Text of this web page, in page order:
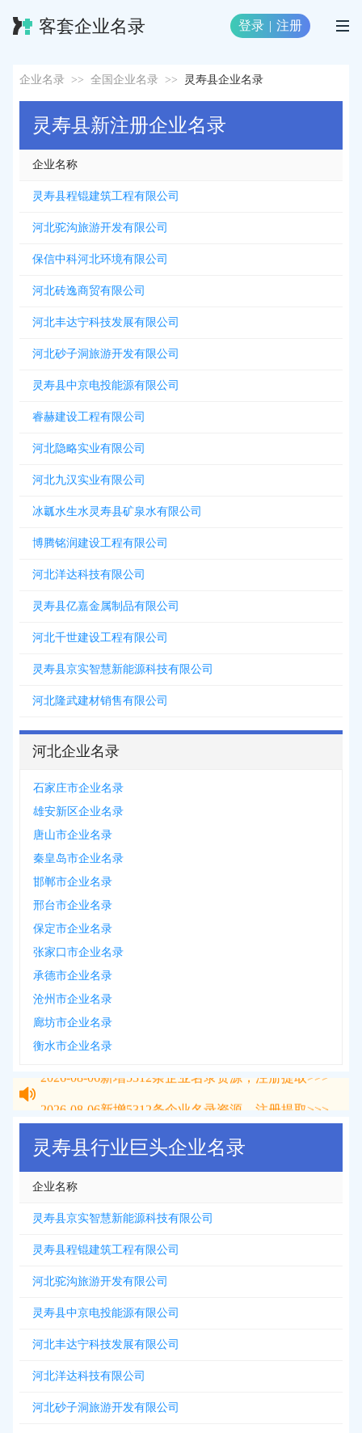
客套企业名录 登录 | 注册
企业名录 >> 全国企业名录 >> 灵寿县企业名录
灵寿县新注册企业名录
企业名称
灵寿县程锟建筑工程有限公司
河北驼沟旅游开发有限公司
保信中科河北环境有限公司
河北砖逸商贸有限公司
河北丰达宁科技发展有限公司
河北砂子洞旅游开发有限公司
灵寿县中京电投能源有限公司
睿赫建设工程有限公司
河北隐略实业有限公司
河北九汉实业有限公司
冰瓤水生水灵寿县矿泉水有限公司
博腾铭润建设工程有限公司
河北洋达科技有限公司
灵寿县亿嘉金属制品有限公司
河北千世建设工程有限公司
灵寿县京实智慧新能源科技有限公司
河北隆武建材销售有限公司
河北企业名录
石家庄市企业名录
雄安新区企业名录
唐山市企业名录
秦皇岛市企业名录
邯郸市企业名录
邢台市企业名录
保定市企业名录
张家口市企业名录
承德市企业名录
沧州市企业名录
廊坊市企业名录
衡水市企业名录
灵寿县行业巨头企业名录
企业名称
灵寿县京实智慧新能源科技有限公司
灵寿县程锟建筑工程有限公司
河北驼沟旅游开发有限公司
灵寿县中京电投能源有限公司
河北丰达宁科技发展有限公司
河北洋达科技有限公司
河北砂子洞旅游开发有限公司